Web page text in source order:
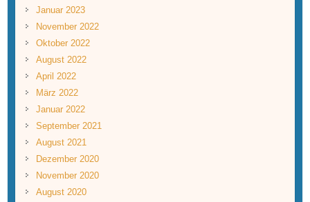
Januar 2023
November 2022
Oktober 2022
August 2022
April 2022
März 2022
Januar 2022
September 2021
August 2021
Dezember 2020
November 2020
August 2020